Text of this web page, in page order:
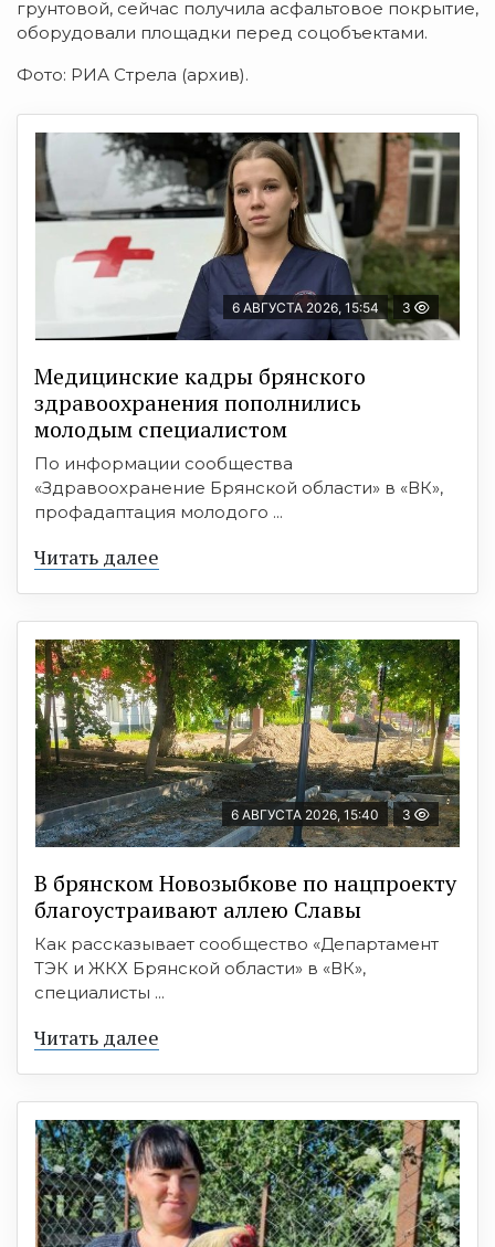
грунтовой, сейчас получила асфальтовое покрытие,
оборудовали площадки перед соцобъектами.
Фото: РИА Стрела (архив).
6 АВГУСТА 2026, 15:54 3
Медицинские кадры брянского
здравоохранения пополнились
молодым специалистом
По информации сообщества
«Здравоохранение Брянской области» в «ВК»,
профадаптация молодого ...
Читать далее
6 АВГУСТА 2026, 15:40 3
В брянском Новозыбкове по нацпроекту
благоустраивают аллею Славы
Как рассказывает сообщество «Департамент
ТЭК и ЖКХ Брянской области» в «ВК»,
специалисты ...
Читать далее